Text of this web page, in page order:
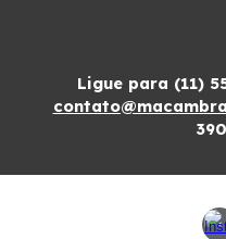
Ligue para (11)